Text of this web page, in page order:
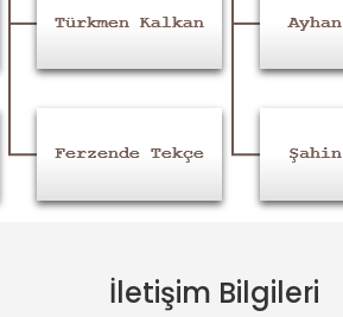
İletişim Bilgileri